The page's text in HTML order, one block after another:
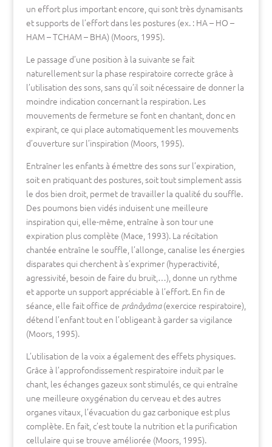
un effort plus important encore, qui sont très dynamisants
et supports de l’effort dans les postures (ex. : HA – HO –
HAM – TCHAM – BHA) (Moors, 1995).
Le passage d’une position à la suivante se fait
naturellement sur la phase respiratoire correcte grâce à
l’utilisation des sons, sans qu’il soit nécessaire de donner la
moindre indication concernant la respiration. Les
mouvements de fermeture se font en chantant, donc en
expirant, ce qui place automatiquement les mouvements
d’ouverture sur l’inspiration (Moors, 1995).
Entraîner les enfants à émettre des sons sur l’expiration,
soit en pratiquant des postures, soit tout simplement assis
le dos bien droit, permet de travailler la qualité du souffle.
Des poumons bien vidés induisent une meilleure
inspiration qui, elle-même, entraîne à son tour une
expiration plus complète (Mace, 1993). La récitation
chantée entraîne le souffle, l’allonge, canalise les énergies
disparates qui cherchent à s’exprimer (hyperactivité,
agressivité, besoin de faire du bruit,…), donne un rythme
et apporte un support appréciable à l’effort. En fin de
séance, elle fait office de prânâyâma(exercice respiratoire),
détend l’enfant tout en l’obligeant à garder sa vigilance
(Moors, 1995).
L’utilisation de la voix a également des effets physiques.
Grâce à l’approfondissement respiratoire induit par le
chant, les échanges gazeux sont stimulés, ce qui entraîne
une meilleure oxygénation du cerveau et des autres
organes vitaux, l’évacuation du gaz carbonique est plus
complète. En fait, c’est toute la nutrition et la purification
cellulaire qui se trouve améliorée (Moors, 1995).